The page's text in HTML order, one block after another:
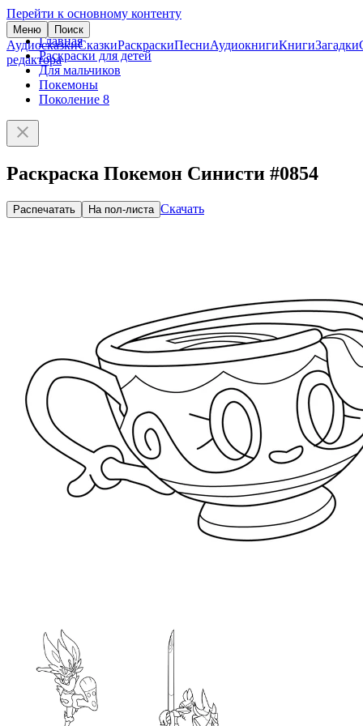
Перейти к основному контенту
Меню Поиск
АудиосказкиСказкиРаскраскиПесниАудиокнигиКнигиЗагадки
редактора
Главная
Раскраски для детей
Для мальчиков
Покемоны
Поколение 8
Раскраска Покемон Синисти #0854
Распечатать На пол-листа Скачать